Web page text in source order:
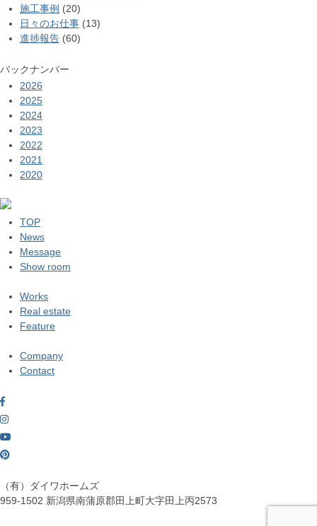
施工事例 (20)
日々のお仕事 (13)
進捗報告 (60)
バックナンバー
2026
2025
2024
2023
2022
2021
2020
TOP
News
Message
Show room
Works
Real estate
Feature
Company
Contact
（有）ダイワホームズ
959-1502 新潟県南蒲原郡田上町大字田上丙2573